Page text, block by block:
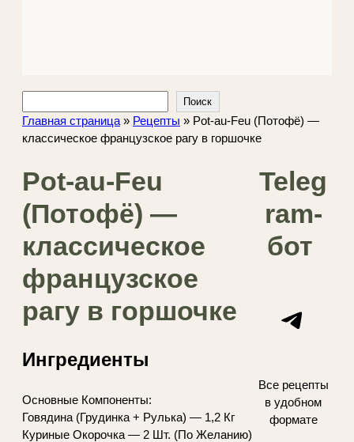
Поиск
Главная страница » Рецепты » Pot-au-Feu (Потофё) —
классическое французское рагу в горшочке
Pot-au-Feu
(Потофё) —
классическое
французское
рагу в горшочке
Ингредиенты
Основные Компоненты:
Говядина (Грудинка + Рулька) — 1,2 Кг
Куриные Окорочка — 2 Шт. (По Желанию)
Teleg
ram-
бот
Telegram
Все рецепты
в удобном
формате